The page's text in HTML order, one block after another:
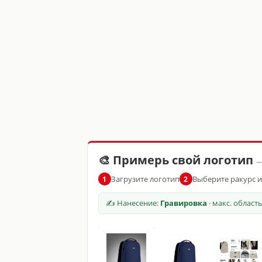
🎨 Примерь свой логотип
1 Загрузите логотип 2 Выберите ракурс
✍ Нанесение: Гравировка · макс.